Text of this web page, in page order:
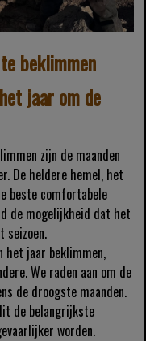
beklimmen
jaar om de
zijn de maanden
De heldere hemel, het
beste comfortabele
de mogelijkheid dat het
seizoen.
het jaar beklimmen,
We raden aan om de
de droogste maanden.
de belangrijkste
worden.